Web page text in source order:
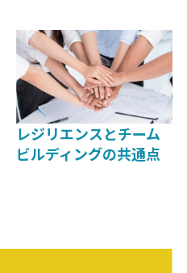
レジリエンスとチーム
ビルディングの共通点